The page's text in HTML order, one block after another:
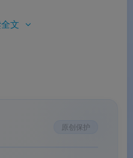
同。
区别在哪里？
文
原创保护